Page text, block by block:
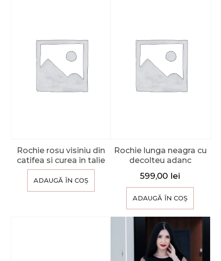
Rochie rosu visiniu din
catifea si curea in talie
ADAUGĂ ÎN COȘ
Rochie lunga neagra cu
decolteu adanc
599,00 lei
ADAUGĂ ÎN COȘ